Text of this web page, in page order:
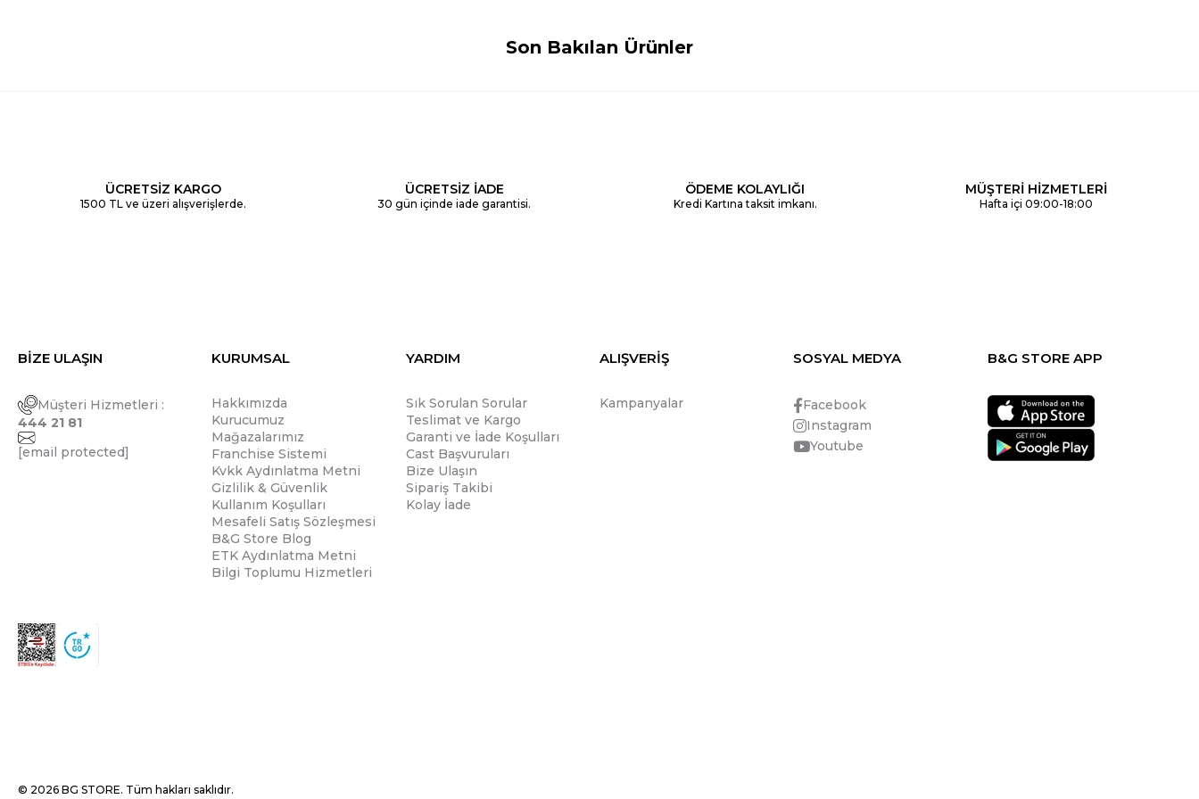
Son Bakılan Ürünler
ÜCRETSİZ KARGO
1500 TL ve üzeri alışverişlerde.
ÜCRETSİZ İADE
30 gün içinde iade garantisi.
ÖDEME KOLAYLIĞI
Kredi Kartına taksit imkanı.
MÜŞTERİ HİZMETLERİ
Hafta içi 09:00-18:00
BİZE ULAŞIN
Müşteri Hizmetleri :
444 21 81
[email protected]
KURUMSAL
Hakkımızda
Kurucumuz
Mağazalarımız
Franchise Sistemi
Kvkk Aydınlatma Metni
Gizlilik & Güvenlik
Kullanım Koşulları
Mesafeli Satış Sözleşmesi
B&G Store Blog
ETK Aydınlatma Metni
Bilgi Toplumu Hizmetleri
YARDIM
Sık Sorulan Sorular
Teslimat ve Kargo
Garanti ve İade Koşulları
Cast Başvuruları
Bize Ulaşın
Sipariş Takibi
Kolay İade
ALIŞVERİŞ
Kampanyalar
SOSYAL MEDYA
Facebook
Instagram
Youtube
B&G STORE APP
© 2026 BG STORE. Tüm hakları saklıdır.